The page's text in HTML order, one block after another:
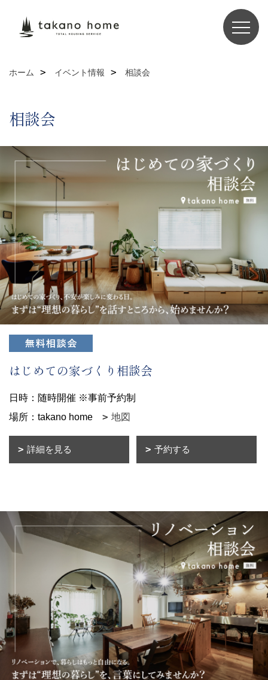
ホーム イベント情報 相談会
相談会
はじめての家づくり相談会
日時：随時開催 ※事前予約制
場所：takano home
地図
詳細を見る 予約する